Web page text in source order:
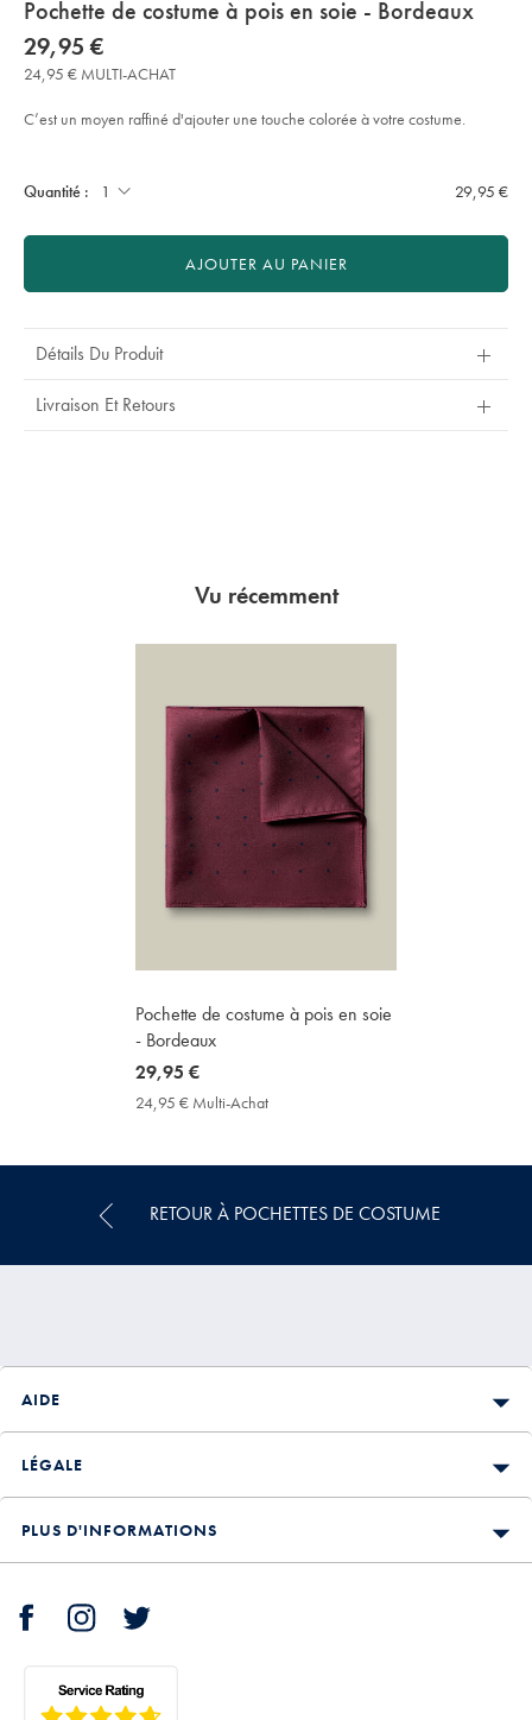
details
about
product:
Pochette de costume à pois en soie - Bordeaux
Details
https://www.charlestyrwhitt.com/fr/pochette-
de-
costume-
%C3%A0-
en-
soie-
sourceCode=frdefault
now
29,95
€
29,95 €
24,95 € MULTI-ACHAT
C’est un moyen raffiné d'ajouter une touche colorée à votre costume.
Actions
cart
options
Quantité : 29,95 €
AJOUTER AU PANIER
Détails Du Produit
Livraison Et Retours
Vu récemment
Pochette de costume à pois en soie
- Bordeaux
now
29,95
29,95 €
24,95 € Multi-Achat
Achat
RETOUR À POCHETTES DE COSTUME
AIDE
LÉGALE
PLUS D'INFORMATIONS